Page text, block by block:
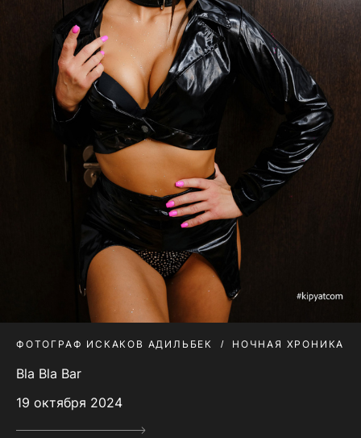
ФОТОГРАФ ИСКАКОВ АДИЛЬБЕК НОЧНАЯ ХРОНИКА
Bla Bla Bar
19 октября 2024